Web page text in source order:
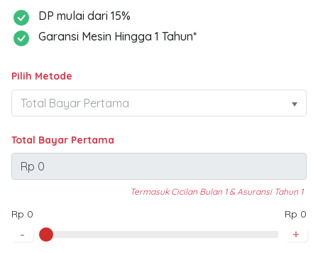
DP mulai dari 15%
Garansi Mesin Hingga 1 Tahun*
Pilih Metode
Total Bayar Pertama
Termasuk Cicilan Bulan 1 & Asuransi Tahun 1
Rp 0 Rp 0
- +